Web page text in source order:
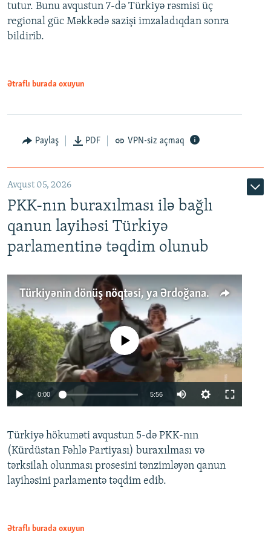
tutur. Bunu avqustun 7-də Türkiyə rəsmisi üç
regional güc Məkkədə sazişi imzaladıqdan sonra
bildirib.
Ətraflı burada oxuyun
Paylaş PDF VPN-siz açmaq
Avqust 05, 2026
PKK-nın buraxılması ilə bağlı
qanun layihəsi Türkiyə
parlamentinə təqdim olunub
Türkiyənin dönüş nöqtəsi, ya Ərdoğana üçüncü şans: PKK ilə qəfil barışıq nə deməkdir?
Auto 240p 360p 480p
720p 1080p
No media source currently available
0:00 5:56
360p
480p
Türkiyə hökuməti avqustun 5-də PKK-nın
(Kürdüstan Fəhlə Partiyası) buraxılması və
tərksilah olunması prosesini tənzimləyən qanun
layihəsini parlamentə təqdim edib.
Ətraflı burada oxuyun